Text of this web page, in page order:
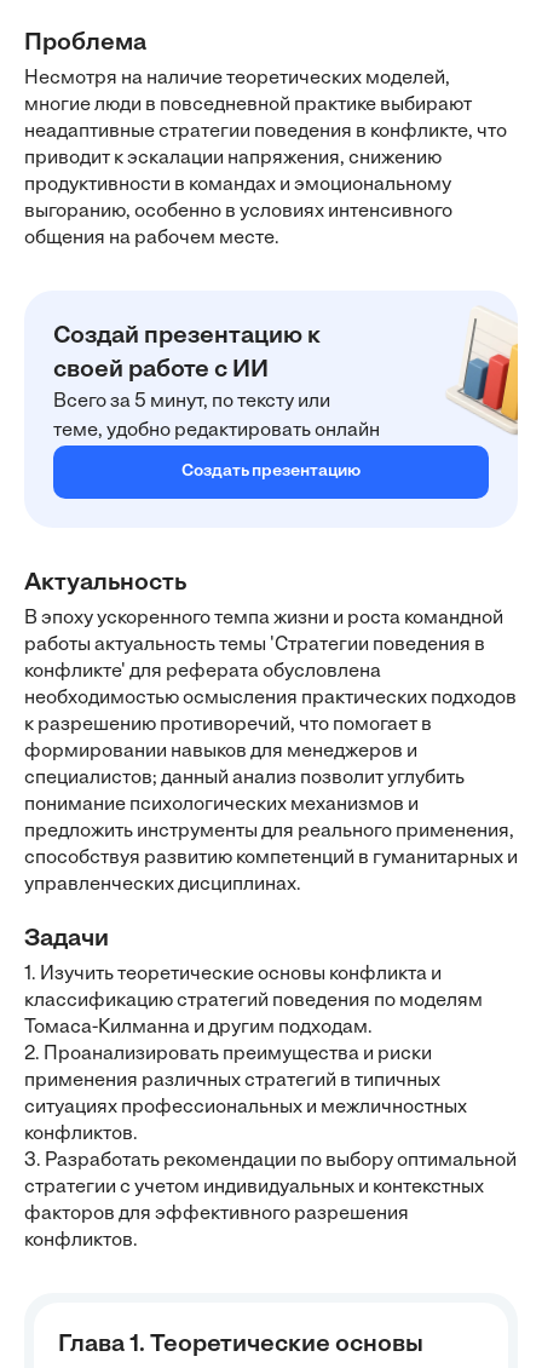
Проблема
Несмотря на наличие теоретических моделей,
многие люди в повседневной практике выбирают
неадаптивные стратегии поведения в конфликте, что
приводит к эскалации напряжения, снижению
продуктивности в командах и эмоциональному
выгоранию, особенно в условиях интенсивного
общения на рабочем месте.
Создай презентацию к
своей работе с ИИ
Всего за 5 минут, по тексту или
теме, удобно редактировать онлайн
Создать презентацию
Актуальность
В эпоху ускоренного темпа жизни и роста командной
работы актуальность темы 'Стратегии поведения в
конфликте' для реферата обусловлена
необходимостью осмысления практических подходов
к разрешению противоречий, что помогает в
формировании навыков для менеджеров и
специалистов; данный анализ позволит углубить
понимание психологических механизмов и
предложить инструменты для реального применения,
способствуя развитию компетенций в гуманитарных и
управленческих дисциплинах.
Задачи
1. Изучить теоретические основы конфликта и
классификацию стратегий поведения по моделям
Томаса-Килманна и другим подходам.
2. Проанализировать преимущества и риски
применения различных стратегий в типичных
ситуациях профессиональных и межличностных
конфликтов.
3. Разработать рекомендации по выбору оптимальной
стратегии с учетом индивидуальных и контекстных
факторов для эффективного разрешения
конфликтов.
Глава 1. Теоретические основы